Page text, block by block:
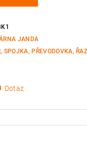
JANDA
SPOJKA, PŘEVODOVKA,
Dotaz